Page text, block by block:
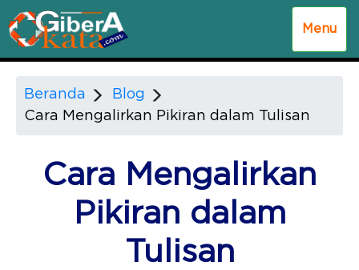
Menu
Beranda
Blog
Cara Mengalirkan Pikiran dalam Tulisan
Cara Mengalirkan
Pikiran dalam
Tulisan